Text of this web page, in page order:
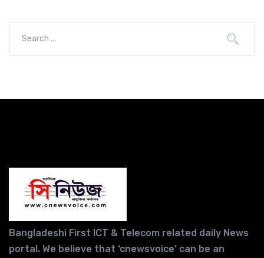
Bangladeshi First ICT & Telecom related daily News
portal. We believe that ‘cnewsvoice’ can be an